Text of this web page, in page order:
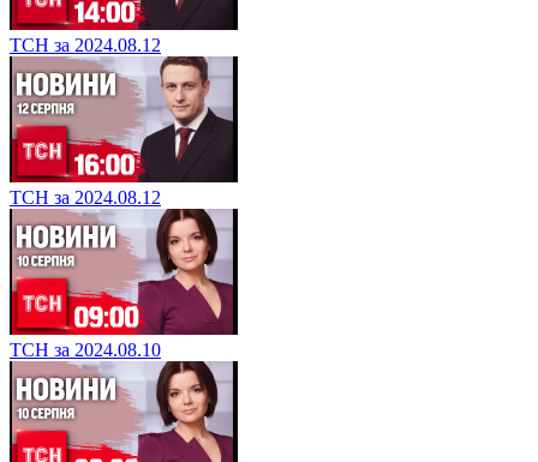
ТСН за 2024.08.12
ТСН за 2024.08.12
ТСН за 2024.08.10